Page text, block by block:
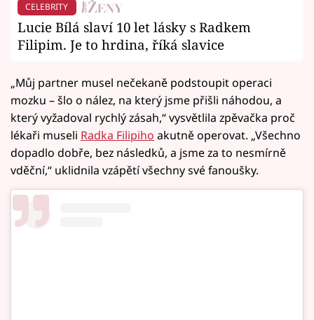
CELEBRITY
Lucie Bílá slaví 10 let lásky s Radkem
Filipim. Je to hrdina, říká slavice
„Můj partner musel nečekaně podstoupit operaci
mozku – šlo o nález, na který jsme přišli náhodou, a
který vyžadoval rychlý zásah,“ vysvětlila zpěvačka proč
lékaři museli Radka Filipiho akutně operovat. „Všechno
dopadlo dobře, bez následků, a jsme za to nesmírně
vděční,“ uklidnila vzápětí všechny své fanoušky.